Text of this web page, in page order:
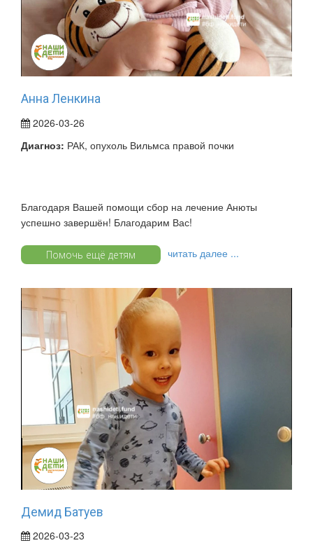
Анна Ленкина
2026-03-26
Диагноз: РАК, опухоль Вильмса правой почки
Благодаря Вашей помощи сбор на лечение Анюты
успешно завершён! Благодарим Вас!
Помочь ещё детям читать далее ...
Демид Батуев
2026-03-23